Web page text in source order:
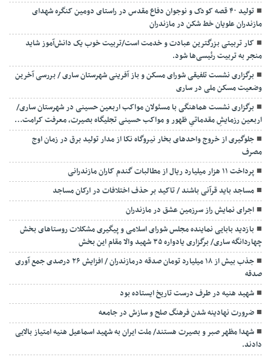
تولید ۴۰ قصه کودک و نوجوان دفاع مقدس در راستای دومین کنگره شهدای
مازندران علویان خط شکن در مازندران
کار تربیتی بزرگترین عبادت و خدمت است/تربیت خوب یک دانش‌آموز شاید
منجر به تربیت رئیسی‌ها شود.
برگزاری ‌نشست تلفیقی شورای مسکن و باز آفرینی شهرستان ساری / بررسی آخرین
وضعیت مسکن ملی در ساری
برگزاری نشست هماهنگی با مسئولان مواکب اربعین حسینی در شهرستان ساری/
اربعین رزمایشِ مقدماتیِ ظهور و مواکب حسینی تجلیگاه بصیرت، معرفت کرامت…
جلوگیری از خروج واحدهای بخار نیروگاه نکا از مدار تولید برق در زمان اوج
مصرف
پرداخت ۱۱ هزار میلیارد ریال از مطالبات گندم کاران مازندرانی
مساجد باید قرآنی باشند / تاکید بر حذف اختلافات در ارکان مساجد
اجرای نمایش راز سرزمین عشق در مازندران
بازدید بابایی نماینده مجلس شورای اسلامی و پیگیری مشکلات روستاهای بخش
چهاردانگه ساری/ برگزاری یادواره ۳۵ شهید والا مقام این بخش
جذب بیش از ۱۸ میلیارد تومان صدقه درمازندران / افزایش ۲۶ درصدی جمع آوری
صدقه
شهید هنیه در طرف درست تاریخ ایستاده بود
ضرورت نهادینه شدن فرهنگ صلح و سازش در جامعه
شهدا مظهر صبر و بصیرت هستند/ ملت ایران به شهید اسماعیل هنیه امتیاز بالایی
دادند.